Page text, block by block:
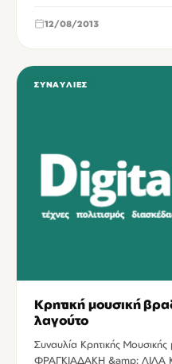
12/08/2013
ΣΥΝΑΥΛΊΕΣ
Κρητική μουσική
λαγούτο
Συναυλία Κρητικής
ΦΡΑΓΚΙΑΔΑΚΗ &amp;